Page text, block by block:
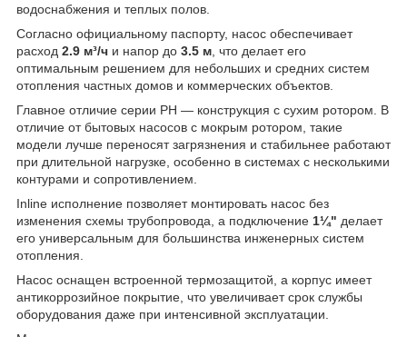
водоснабжения и теплых полов.
Согласно официальному паспорту, насос обеспечивает
расход 2.9 м³/ч и напор до 3.5 м , что делает его
оптимальным решением для небольших и средних систем
отопления частных домов и коммерческих объектов.
Главное отличие серии PH — конструкция с сухим ротором. В
отличие от бытовых насосов с мокрым ротором, такие
модели лучше переносят загрязнения и стабильнее работают
при длительной нагрузке, особенно в системах с несколькими
контурами и сопротивлением.
Inline исполнение позволяет монтировать насос без
изменения схемы трубопровода, а подключение 1¼" делает
его универсальным для большинства инженерных систем
отопления.
Насос оснащен встроенной термозащитой, а корпус имеет
антикоррозийное покрытие, что увеличивает срок службы
оборудования даже при интенсивной эксплуатации.